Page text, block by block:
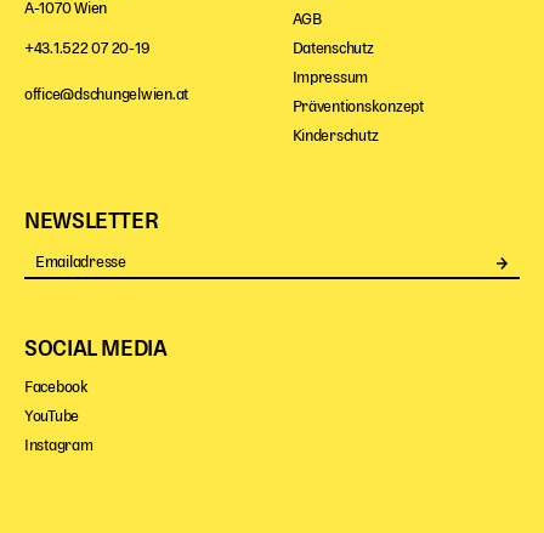
A-1070 Wien
+43.1.522 07 20-19
office@dschungelwien.at
AGB
Datenschutz
Impressum
Präventionskonzept
Kinderschutz
NEWSLETTER
SOCIAL MEDIA
Facebook
YouTube
Instagram